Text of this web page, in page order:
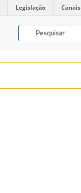
Legislação Canais